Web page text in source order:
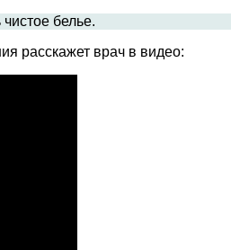
белье.
расскажет врач в видео: